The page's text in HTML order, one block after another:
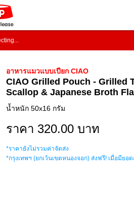
อาหารแมวแบบเปียก CIAO
CIAO Grilled Pouch - Grilled
Scallop & Japanese Broth
น้ำหนัก 50x16 กรัม
ราคา 320.00 บาท
*ราคายังไม่รวมค่าจัดส่ง
*กรุงเทพฯ (ยกเว้นเขตหนองจอก) ส่งฟรี! เมื่อมียอ